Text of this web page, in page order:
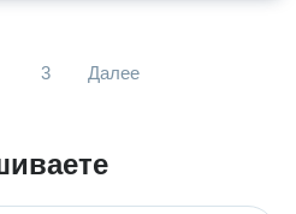
3 Далее